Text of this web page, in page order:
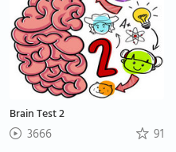
Brain Test 2
3666 91